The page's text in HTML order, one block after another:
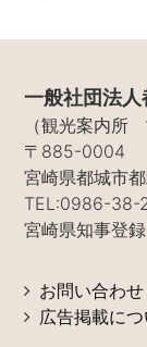
一般社団法
（観光案内所
〒885-0004
宮崎県都城市
TEL:0986-
宮崎県知事登
お問い合わせ
広告掲載につ